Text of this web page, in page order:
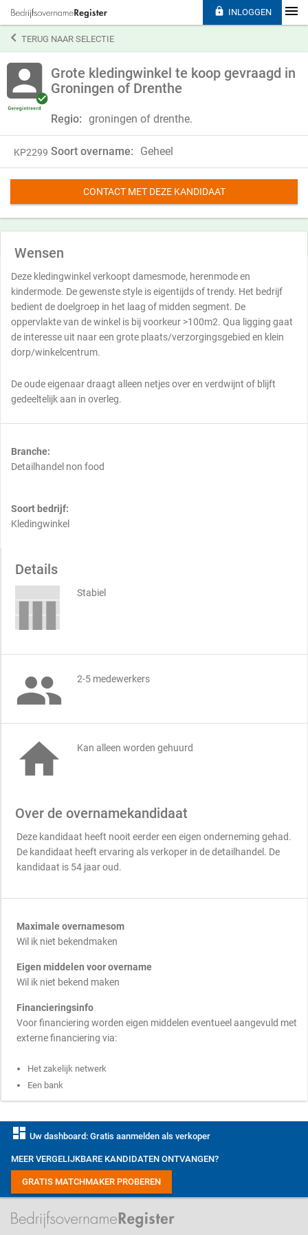
TERUG NAAR SELECTIE
Grote kledingwinkel te koop gevraagd in
Groningen of Drenthe
Regio: groningen of drenthe.
KP2299 Soort overname: Geheel
CONTACT MET DEZE KANDIDAAT
Wensen
Deze kledingwinkel verkoopt damesmode, herenmode en
kindermode. De gewenste style is eigentijds of trendy. Het bedrijf
bedient de doelgroep in het laag of midden segment. De
oppervlakte van de winkel is bij voorkeur >100m2. Qua ligging gaat
de interesse uit naar een grote plaats/verzorgingsgebied en klein
dorp/winkelcentrum.
De oude eigenaar draagt alleen netjes over en verdwijnt of blijft
gedeeltelijk aan in overleg.
Branche:
Detailhandel non food
Soort bedrijf:
Kledingwinkel
Details
Stabiel
 2-5 medewerkers
 Kan alleen worden gehuurd
Over de overnamekandidaat
Deze kandidaat heeft nooit eerder een eigen onderneming gehad.
De kandidaat heeft ervaring als verkoper in de detailhandel. De
kandidaat is 54 jaar oud.
Maximale overnamesom
Wil ik niet bekendmaken
Eigen middelen voor overname
Wil ik niet bekend maken
Financieringsinfo
Voor financiering worden eigen middelen eventueel aangevuld met
externe financiering via:
Het zakelijk netwerk
Een bank
 INLOGGEN
dashboard Uw dashboard: Gratis aanmelden als verkoper
MEER VERGELIJKBARE KANDIDATEN ONTVANGEN?
GRATIS MATCHMAKER PROBEREN